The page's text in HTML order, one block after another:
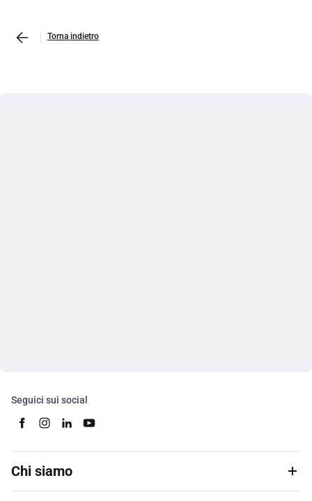
Torna indietro
Seguici sui social
Chi siamo